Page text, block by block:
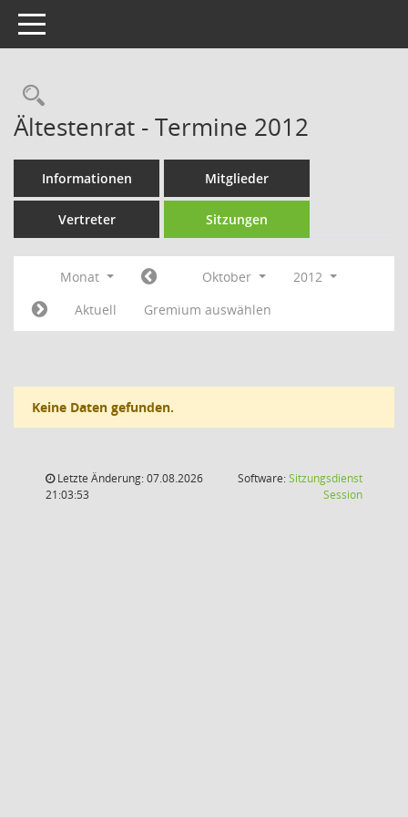
Toggle navigation
Rechercheauswahl
Ältestenrat - Termine 2012
Informationen Mitglieder
Vertreter Sitzungen
Monat Oktober
2012
Aktuell
Gremium auswählen
Keine Daten gefunden.
Letzte Änderung: 07.08.2026
21:03:53
Software:Sitzungsdienst
Session(Wird in